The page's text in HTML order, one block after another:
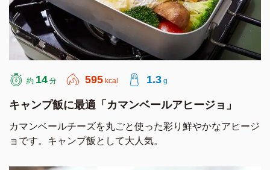
約 14 分 595 kcal 1.3 g
キャンプ飯に最適「カマンベールアヒージョ」
カマンベールチーズを丸ごと使った彩り鮮やかなアヒージ
ョです。キャンプ飯として大人気。